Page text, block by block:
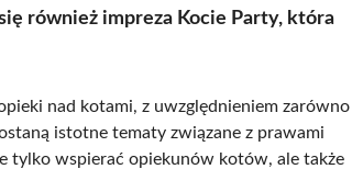
również impreza Kocie Party, która
nad kotami, z uwzględnieniem zarówno
istotne tematy związane z prawami
tylko wspierać opiekunów kotów, ale także